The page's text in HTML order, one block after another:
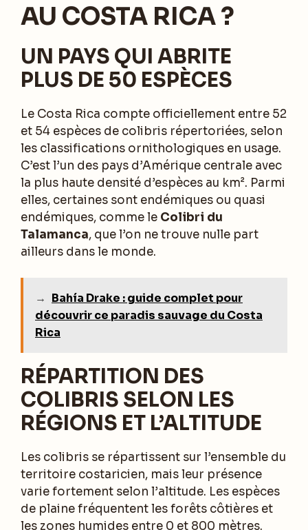
AU COSTA RICA ?
UN PAYS QUI ABRITE
PLUS DE 50 ESPÈCES
Le Costa Rica compte officiellement entre 52
et 54 espèces de colibris répertoriées, selon
les classifications ornithologiques en usage.
C’est l’un des pays d’Amérique centrale avec
la plus haute densité d’espèces au km². Parmi
elles, certaines sont endémiques ou quasi
endémiques, comme le Colibri du
Talamanca, que l’on ne trouve nulle part
ailleurs dans le monde.
→ Bahía Drake : guide complet pour
découvrir ce paradis sauvage du Costa
Rica
RÉPARTITION DES
COLIBRIS SELON LES
RÉGIONS ET L’ALTITUDE
Les colibris se répartissent sur l’ensemble du
territoire costaricien, mais leur présence
varie fortement selon l’altitude. Les espèces
de plaine fréquentent les forêts côtières et
les zones humides entre 0 et 800 mètres.